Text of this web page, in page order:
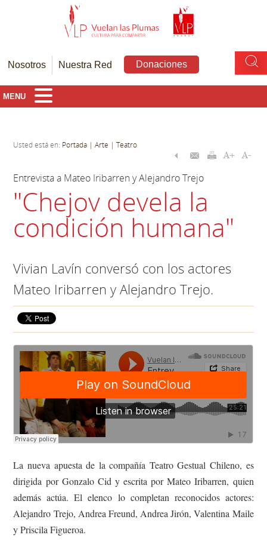
Nosotros Nuestra Red Donaciones
MENU
Usted está en: Portada | Arte | Teatro
Entrevista a Mateo Iribarren y Alejandro Trejo
"Chejov devela la
condición humana"
Vivian Lavín conversó con los actores
Mateo Iribarren y Alejandro Trejo.
La nueva apuesta de la compañía Teatro Gestual Chileno, es
dirigida por Gonzalo Cid y escrita por Mateo Iribarren, quien
además actúa. El elenco lo completan reconocidos actores:
Alejandro Trejo, Andrea Freund, Andrea Jirón, Valentina Maile
y Priscila Figueroa.